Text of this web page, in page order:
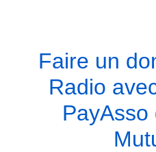
Faire un
Radio